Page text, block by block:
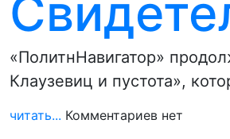
«ПолитнНавигатор»
Клаузевиц и пустота»,
читать... Комментариев нет